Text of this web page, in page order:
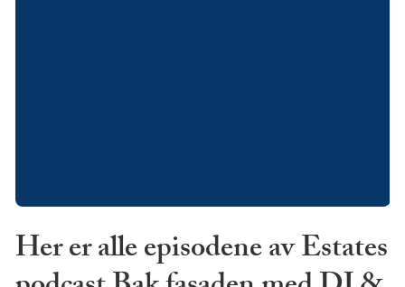
Her er alle episodene av Estates